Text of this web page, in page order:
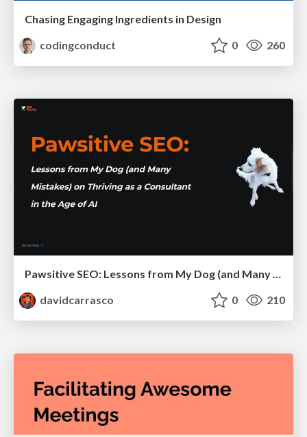
Chasing Engaging Ingredients in Design
codingconduct
0 260
Pawsitive SEO: Lessons from My Dog (and Many Mistakes) on Thriving as a Consultant in the Age of AI
davidcarrasco
0 210